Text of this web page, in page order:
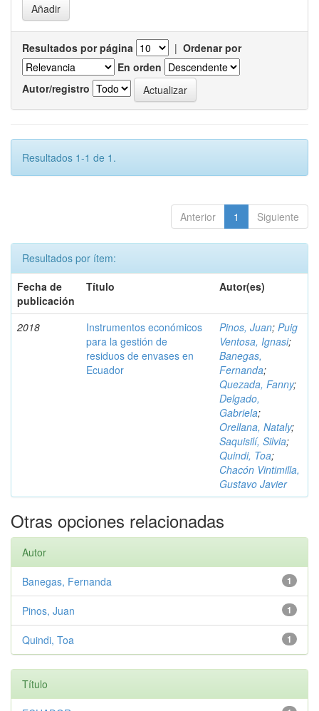
Resultados por página | Ordenar por
En orden
Autor/registro
Resultados 1-1 de 1.
Anterior 1 Siguiente
Resultados por ítem:
Fecha de
publicación
Título Autor(es)
2018
Instrumentos económicos
para la gestión de
residuos de envases en
Ecuador
Pinos, Juan; Puig
Ventosa, Ignasi;
Banegas,
Fernanda;
Quezada, Fanny;
Delgado,
Gabriela;
Orellana, Nataly;
Saquisilí, Silvia;
Quindi, Toa;
Chacón Vintimilla,
Gustavo Javier
Otras opciones relacionadas
Autor
1
Banegas, Fernanda
1
Pinos, Juan
1
Quindi, Toa
Título